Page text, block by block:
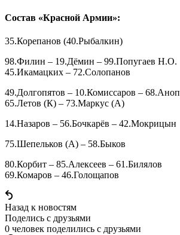
Состав «Красной Армии»:
35.Корепанов (40.Рыбалкин)
98.Филин – 19.Дёмин – 99.Попугаев Н.О.
45.Икамацких – 72.Солопанов
49.Долгопятов – 10.Комиссаров – 68.Аноп
65.Летов (К) – 73.Маркус (А)
14.Назаров – 56.Бочкарёв – 42.Мокрицын
75.Шепельков (А) – 58.Быков
80.Корбит – 85.Алексеев – 61.Билялов
69.Комаров – 46.Голощапов
Назад к новостям
Поделись c друзьями
0 человек поделились c друзьями